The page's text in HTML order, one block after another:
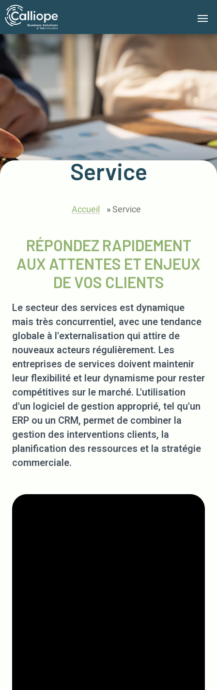
Groupe
Calliope
Service
Accueil »Service
RÉPONDEZ RAPIDEMENT
AUX ATTENTES ET ENJEUX
DE VOS CLIENTS
Le secteur des services est dynamique
mais très concurrentiel, avec une tendance
globale à l'externalisation qui attire de
nouveaux acteurs régulièrement. Les
entreprises de services doivent maintenir
leur flexibilité et leur dynamisme pour rester
compétitives sur le marché. L'utilisation
d'un logiciel de gestion approprié, tel qu'un
ERP ou un CRM, permet de combiner la
gestion des interventions clients, la
planification des ressources et la stratégie
commerciale.